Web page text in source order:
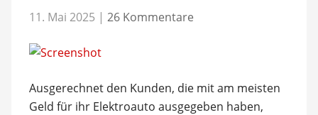
11. Mai 2025 | 26 Kommentare
Ausgerechnet den Kunden, die mit am meisten
Geld für ihr Elektroauto ausgegeben haben,